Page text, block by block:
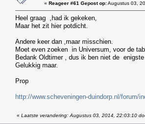
« Reageer #61 Gepost op:Augustus 03,
Heel graag ,had ik gekeken,
Maar het zit hier potdicht.
Andere keer dan ,maar misschien.
Moet even zoeken in Universum, voor de
Bedank Oldtimer , dus ik ben niet de
Gelukkig maar.
Prop
http://www.scheveningen-duindorp.nl/forum/
« Laatste verandering: Augustus 03, 2014, 22:03:10